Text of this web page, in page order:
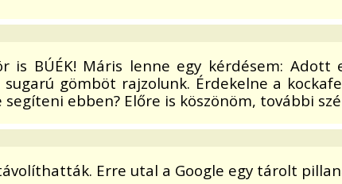
is BÚÉK! Máris lenne egy kérdésem:
sugarú gömböt rajzolunk. Érdekelne a
ebben? Előre is köszönöm, további
Erre utal a Google egy tárolt